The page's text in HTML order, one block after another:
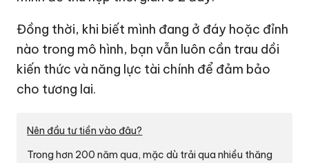
Đồng thời, khi biết mình đang ở đáy hoặc đỉnh
nào trong mô hình, bạn vẫn luôn cần trau dồi
kiến thức và năng lực tài chính để đảm bảo
cho tương lai.
Nên đầu tư tiền vào đâu?
Trong hơn 200 năm qua, mặc dù trải qua nhiều thăng